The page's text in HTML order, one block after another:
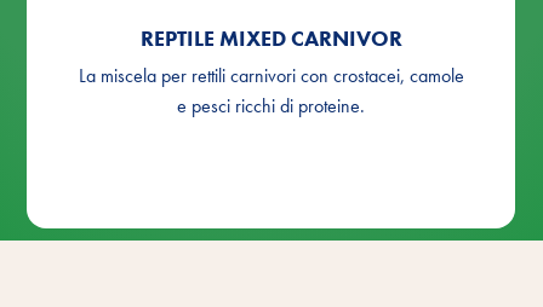
REPTILE MIXED CARNIVOR
La miscela per rettili carnivori con crostacei, camole
e pesci ricchi di proteine.